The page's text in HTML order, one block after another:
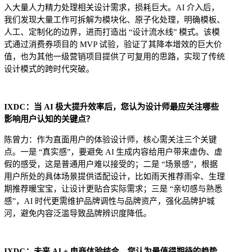
入大量人力精力处理相关设计需求，损耗巨大。AI 介入后，
我们发现大量工作可拆解为模块化、原子化处理，明确模板、
人工、定制化的边界，进而打造出 “设计流水线” 模式。该模
式通过消费券项目的 MVP 试验，验证了其降本增效的巨大价
值，也为其他一级营销项目提供了可复用的思路，实现了传统
设计模式的跨时代突破。
IXDC：当 AI 极大提升效率后，您认为设计师最应关注哪些
影响用户认知的关键点？
陈曾力：作为直面用户的体验设计师，核心需关注三个关键
点。一是 “真实感”，要避免 AI 生成内容给用户带来虚伪、虚
假的感受，这是普通用户难以接受的；二是 “场景感”，根据
用户所处的具体场景提供适配设计，比如雨天推荐雨伞、生理
期推荐暖宝宝，让设计更贴合实际需求；三是 “亲切感与熟悉
感”，AI 时代更需维护品牌调性与品牌资产，强化品牌护城
河，避免内容泛滥导致品牌辨识度降低。